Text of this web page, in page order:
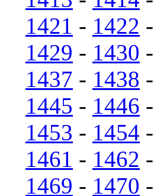
1421 - 1422 -
1429 - 1430 -
1437 - 1438 -
1445 - 1446 -
1453 - 1454 -
1461 - 1462 -
1469 - 1470 -